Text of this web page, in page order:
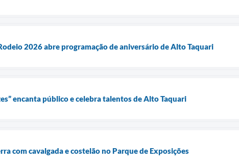
2026 abre programação de aniversário de Alto Taquari
encanta público e celebra talentos de Alto Taquari
com cavalgada e costelão no Parque de Exposições